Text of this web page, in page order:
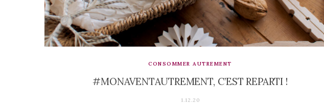
CONSOMMER AUTREMENT
#MONAVENTAUTREMENT, C’EST REPARTI !
1.12.20